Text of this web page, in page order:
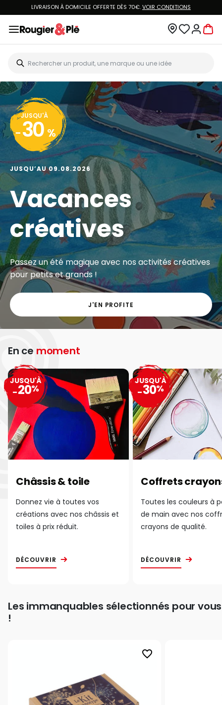
LIVRAISON À DOMICILE OFFERTE DÈS 70€.VOIR CONDITIONS
JUSQU'À
- 30 %
JUSQU’AU 09.08.2026
Vacances
créatives
Passez un été magique avec nos activités créatives
pour petits et grands !
J'EN PROFITE
En ce moment
Châssis & toile
Donnez vie à toutes vos
créations avec nos châssis et
toiles à prix réduit.
DÉCOUVRIR
JUSQU'À
-20%
Coffrets
Toutes les couleurs à
de main avec nos
crayons de qualité.
DÉCOUVRIR
JUSQU'À
-30%
Les immanquables sélectionnés pour vous
!
favorite_border